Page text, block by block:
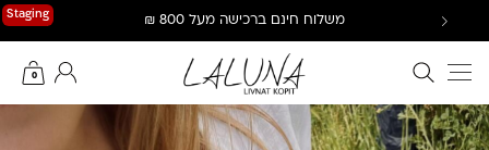
Staging משלוח חינם ברכישה מעל 800 ₪
חיפוש באתר
0
החשבון שלי